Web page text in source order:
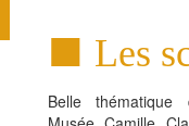
Les
Belle